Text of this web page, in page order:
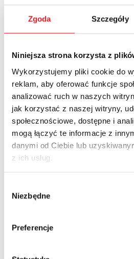
Zgoda Szczegóły
Niniejsza strona korzysta z
Wykorzystujemy pliki cookie do
reklam, aby oferować funkcje
analizować ruch w naszych
jak korzystać z naszej witryny,
społecznościowe, dostępne i
mogą łączyć te informacje z
danymi od Ciebie lub
z ich usług.
zgody
Niezbędne
Preferencje
Zapytaj o
Imię i nazwisko: *
Adres e-mail: *
Nazwa firmy:
Województwo: